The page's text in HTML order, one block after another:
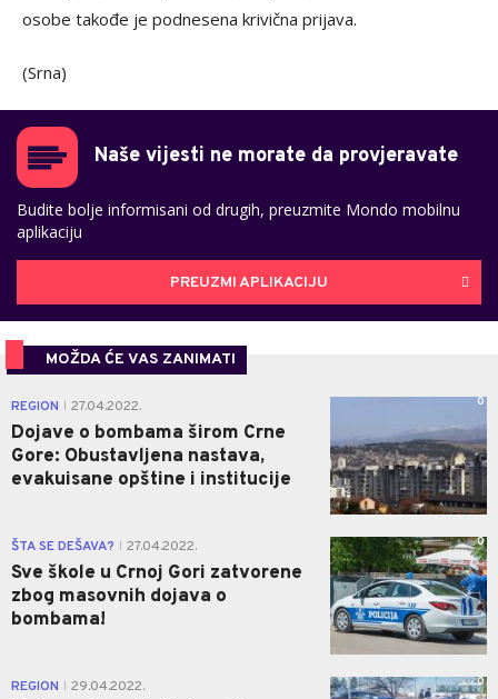
osobe takođe je podnesena krivična prijava.
(Srna)
Naše vijesti ne morate da provjeravate
Budite bolje informisani od drugih, preuzmite Mondo mobilnu
aplikaciju
PREUZMI APLIKACIJU
MOŽDA ĆE VAS ZANIMATI
REGION 27.04.2022.
Dojave o bombama širom Crne
Gore: Obustavljena nastava,
evakuisane opštine i institucije
0
ŠTA SE DEŠAVA? 27.04.2022.
Sve škole u Crnoj Gori zatvorene
zbog masovnih dojava o
bombama!
0
REGION 29.04.2022. 0